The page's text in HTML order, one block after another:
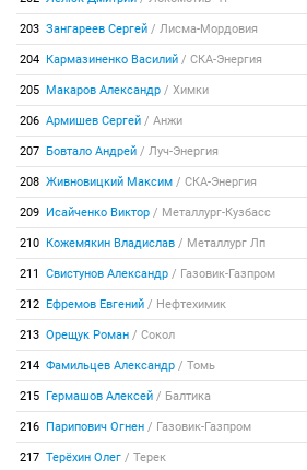
203 Зангареев Сергей / Лисма-Мордовия
204 Кармазиненко Василий / СКА-Энергия
205 Макаров Александр / Химки
206 Армишев Сергей / Анжи
207 Бовтало Андрей / Луч-Энергия
208 Живновицкий Максим / СКА-Энергия
209 Исайченко Виктор / Металлург-Кузбасс
210 Кожемякин Владислав / Металлург Лп
211 Свистунов Александр / Газовик-Газпром
212 Ефремов Евгений / Нефтехимик
213 Орещук Роман / Сокол
214 Фамильцев Александр / Томь
215 Гермашов Алексей / Балтика
216 Парипович Огнен / Газовик-Газпром
217 Терёхин Олег / Терек